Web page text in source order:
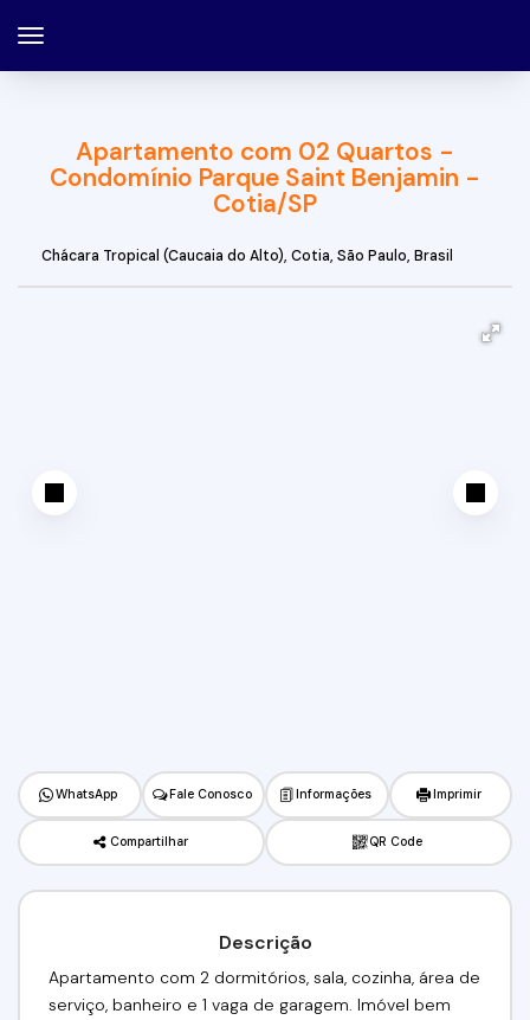
Apartamento com 02 Quartos -
Condomínio Parque Saint Benjamin -
Cotia/SP
Chácara Tropical (Caucaia do Alto), Cotia, São Paulo, Brasil
WhatsApp Fale Conosco Informações Imprimir
Compartilhar QR Code
Descrição
Apartamento com 2 dormitórios, sala, cozinha, área de
serviço, banheiro e 1 vaga de garagem. Imóvel bem